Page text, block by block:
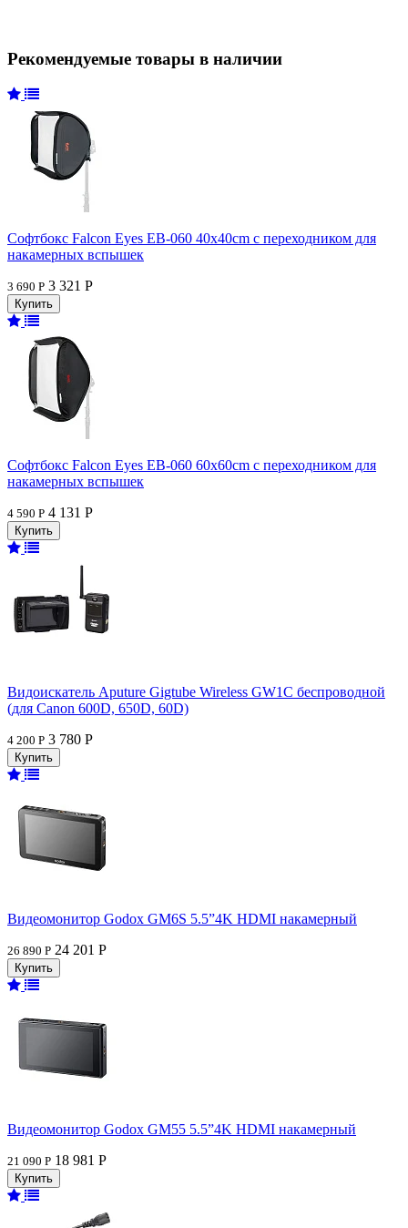
Рекомендуемые товары в наличии
Софтбокс Falcon Eyes EB-060 40x40cm с переходником для
накамерных вспышек
3 690 Р 3 321 Р
Софтбокс Falcon Eyes EB-060 60x60cm с переходником для
накамерных вспышек
4 590 Р 4 131 Р
Видоискатель Aputure Gigtube Wireless GW1C беспроводной
(для Canon 600D, 650D, 60D)
4 200 Р 3 780 Р
Видеомонитор Godox GM6S 5.5”4K HDMI накамерный
26 890 Р 24 201 Р
Видеомонитор Godox GM55 5.5”4K HDMI накамерный
21 090 Р 18 981 Р